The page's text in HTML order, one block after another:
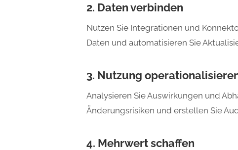
2. Daten verbinden
Nutzen Sie Integrationen und
Daten und automatisieren Sie
3. Nutzung
Analysieren Sie Auswirkungen und
Änderungsrisiken und erstellen Sie
4. Mehrwert schaffen